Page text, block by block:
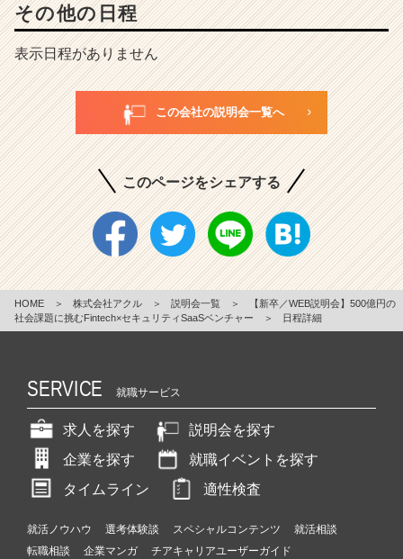
その他の日程
表示日程がありません
この会社の説明会一覧へ
このページをシェアする
HOME ＞ 株式会社アクル ＞ 説明会一覧 ＞
【新卒／WEB説明会】500億円の
社会課題に挑むFintech×セキュリティSaaSベンチャー
＞ 日程詳細
SERVICE 就職サービス
求人を探す
説明会を探す
企業を探す
就職イベントを探す
タイムライン
適性検査
就活ノウハウ 選考体験談 スペシャルコンテンツ
就活相談
転職相談
企業マンガ チアキャリアユーザーガイド